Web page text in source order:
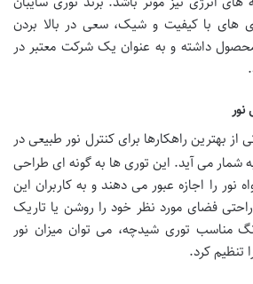
های با کیفیت و شیک، سعی در بالا بردن
داشته و به عنوان یک شرکت معتبر در
از بهترین راهکارها برای کنترل نور طبیعی در
شمار می آید. این توری ها به گونه ای طراحی
نور را اجازه عبور می دهند و به کاربران این
فضای مورد نظر خود را روشن یا تاریک
مناسب توری شیدچه، می توان میزان نور
تنظیم کرد.